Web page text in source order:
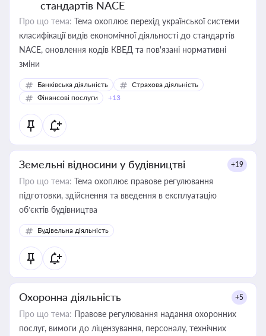
стандартів NACE
Про що тема: Тема охоплює перехід української системи
класифікації видів економічної діяльності до стандартів
NACE, оновлення кодів КВЕД та пов'язані нормативні
зміни
Банківська діяльність
Страхова діяльність
Фінансові послуги
+13
Земельні відносини у будівництві +19
Про що тема: Тема охоплює правове регулювання
підготовки, здійснення та введення в експлуатацію
об’єктів будівництва
Будівельна діяльність
Охоронна діяльність +5
Про що тема: Правове регулювання надання охоронних
послуг, вимоги до ліцензування, персоналу, технічних